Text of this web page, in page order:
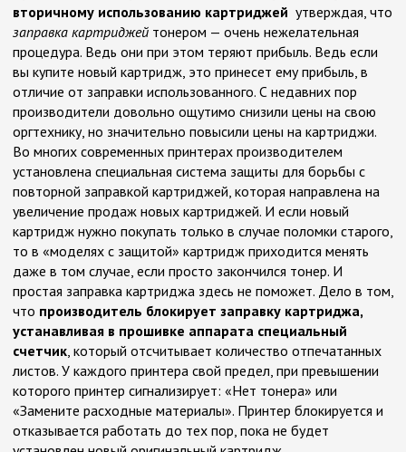
вторичному использованию картриджей утверждая, что
заправка картриджейтонером — очень нежелательная
процедура. Ведь они при этом теряют прибыль. Ведь если
вы купите новый картридж, это принесет ему прибыль, в
отличие от заправки использованного. С недавних пор
производители довольно ощутимо снизили цены на свою
оргтехнику, но значительно повысили цены на картриджи.
Во многих современных принтерах производителем
установлена специальная система защиты для борьбы с
повторной заправкой картриджей, которая направлена на
увеличение продаж новых картриджей. И если новый
картридж нужно покупать только в случае поломки старого,
то в «моделях с защитой» картридж приходится менять
даже в том случае, если просто закончился тонер. И
простая заправка картриджа здесь не поможет. Дело в том,
что производитель блокирует заправку картриджа,
устанавливая в прошивке аппарата специальный
счетчик, который отсчитывает количество отпечатанных
листов. У каждого принтера свой предел, при превышении
которого принтер сигнализирует: «Нет тонера» или
«Замените расходные материалы». Принтер блокируется и
отказывается работать до тех пор, пока не будет